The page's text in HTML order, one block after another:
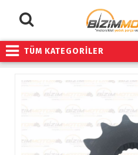
TÜM KATEGORİLER